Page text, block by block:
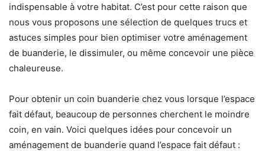
indispensable à votre habitat. C’est pour cette raison que
nous vous proposons une sélection de quelques trucs et
astuces simples pour bien optimiser votre aménagement
de buanderie, le dissimuler, ou même concevoir une pièce
chaleureuse.
Pour obtenir un coin buanderie chez vous lorsque l’espace
fait défaut, beaucoup de personnes cherchent le moindre
coin, en vain. Voici quelques idées pour concevoir un
aménagement de buanderie quand l’espace fait défaut :